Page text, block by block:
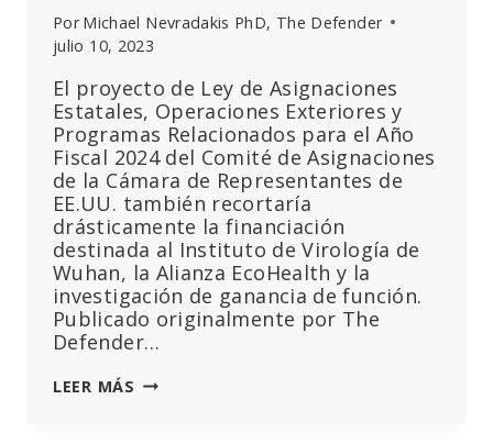
Por Michael Nevradakis PhD, The Defender
julio 10, 2023
El proyecto de Ley de Asignaciones
Estatales, Operaciones Exteriores y
Programas Relacionados para el Año
Fiscal 2024 del Comité de Asignaciones
de la Cámara de Representantes de
EE.UU. también recortaría
drásticamente la financiación
destinada al Instituto de Virología de
Wuhan, la Alianza EcoHealth y la
investigación de ganancia de función.
Publicado originalmente por The
Defender…
LEER MÁS LA